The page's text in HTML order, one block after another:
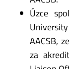
Úzce
AACSB,
za